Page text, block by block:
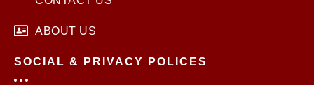
ABOUT US
SOCIAL & PRIVACY POLICES